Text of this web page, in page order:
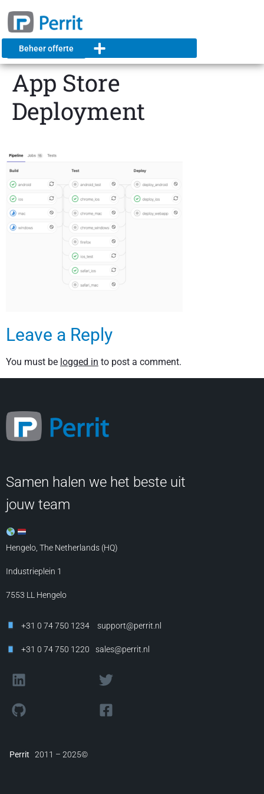
Beheer offerte
App Store
Deployment
Leave a Reply
You must be logged in to post a comment.
Samen halen we het beste uit
jouw team
Hengelo, The Netherlands (HQ)
Industrieplein 1
7553 LL Hengelo
+31 0 74 750 1234 support@perrit.nl
+31 0 74 750 1220 sales@perrit.nl
Perrit 2011 – 2025©